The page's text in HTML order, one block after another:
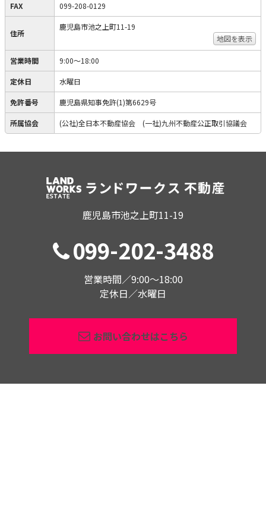
FAX 099-208-0129
住所
鹿児島市池之上町11-19
地図を表示
営業時間 9:00〜18:00
定休日 水曜日
免許番号 鹿児島県知事免許(1)第6629号
所属協会 (公社)全日本不動産協会 (一社)九州不動産公正取引協議会
鹿児島市池之上町11-19
099-202-3488
営業時間／9:00〜18:00
定休日／水曜日
お問い合わせはこちら